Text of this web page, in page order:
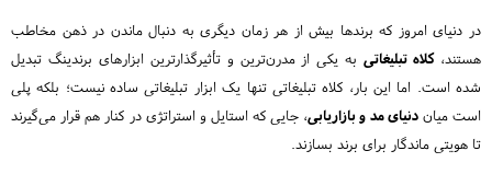
در دنیای امروز که برندها بیش از هر زمان دیگری به دنبال ماندن در ذهن مخاطب
هستند،کلاه تبلیغاتیبه یکی از مدرن‌ترین و تأثیرگذارترین ابزارهای برندینگ تبدیل
شده است. اما این بار، کلاه تبلیغاتی تنها یک ابزار تبلیغاتی ساده نیست؛ بلکه پلی
است میاندنیای مد و بازاریابی، جایی که استایل و استراتژی در کنار هم قرار می‌گیرند
تا هویتی ماندگار برای برند بسازند.